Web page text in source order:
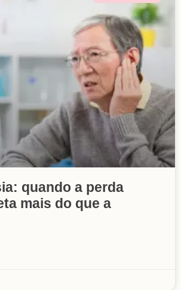
quando a perda
mais do que a